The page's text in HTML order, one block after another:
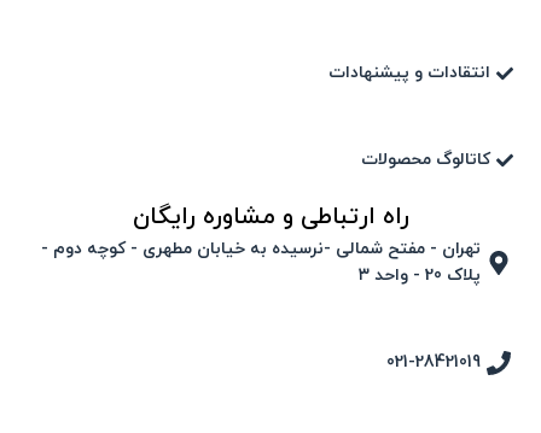
انتقادات و پیشنهادات
کاتالوگ محصولات
راه ارتباطی و مشاوره رایگان
تهران - مفتح شمالی -نرسیده به خیابان مطهری - کوچه دوم -
پلاک 20 - واحد ۳
021-28421019